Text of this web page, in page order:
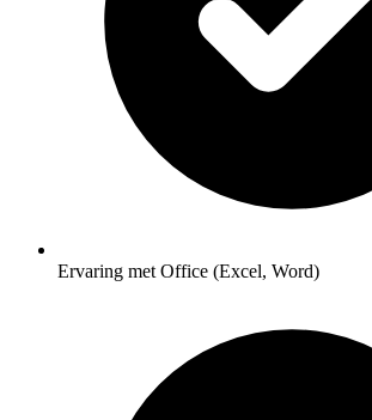
Ervaring met Office (Excel, Word)